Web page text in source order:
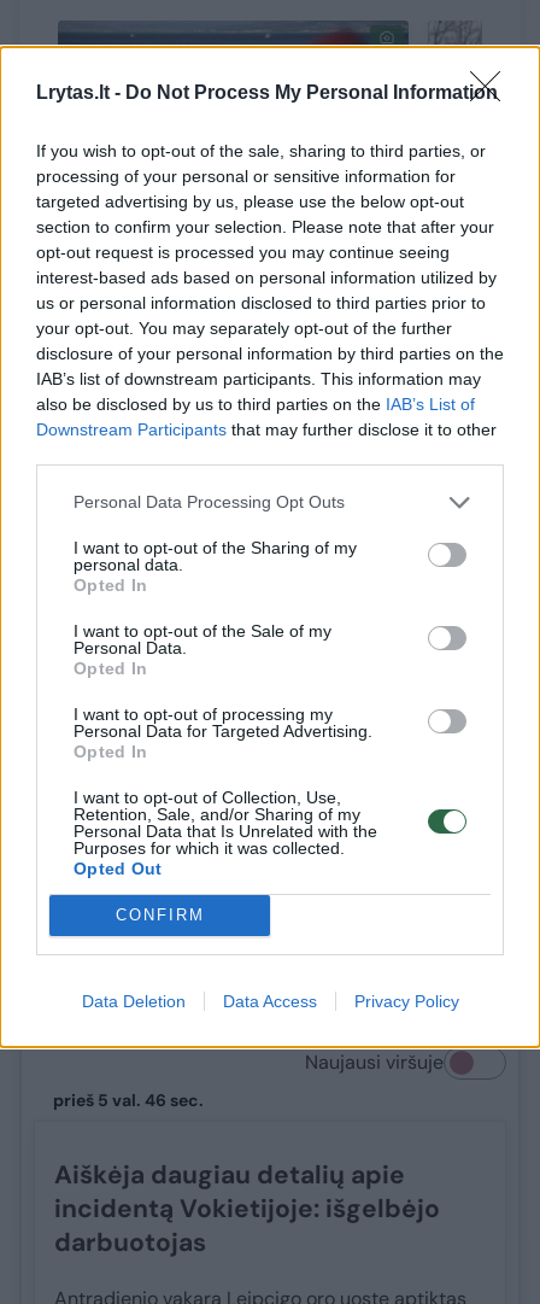
Lrytas.lt - Do Not Process My Personal Information
If you wish to opt-out of the sale, sharing to third parties, or
processing of your personal or sensitive information for
targeted advertising by us, please use the below opt-out
section to confirm your selection. Please note that after your
opt-out request is processed you may continue seeing
interest-based ads based on personal information utilized by
us or personal information disclosed to third parties prior to
your opt-out. You may separately opt-out of the further
disclosure of your personal information by third parties on the
IAB’s list of downstream participants. This information may
also be disclosed by us to third parties on the IAB’s List of
Downstream Participants that may further disclose it to other
Personal Data Processing Opt Outs
I want to opt-out of the Sharing of my
personal data.
Opted In
I want to opt-out of the Sale of my
Personal Data.
Opted In
I want to opt-out of processing my
Personal Data for Targeted Advertising.
Opted In
I want to opt-out of Collection, Use,
Retention, Sale, and/or Sharing of my
Personal Data that Is Unrelated with the
Purposes for which it was collected.
Opted Out
CONFIRM
Data Deletion Data Access Privacy Policy
„ES atsidūrė tarp kūjo ir
priekalo“: situaciją Ispanijoje
sulygino su Lietuvos pasienio
krize (1)
Kas yra
tapęs
ne
Naujienų agentūros AFP žurnalistai matė, kad
auštant virš sostinės tvyrojo dūmų debesis,
nes dėl atakų keliose regiono vietose kilo
gaisrai.
Sekite svarbiausias karo Ukrainoje naujienas
Lrytas.​​​
GYVAI
Karas Ukrainoje. Rugpjūčio 6-osios
naujienos
Naujausi viršuje
prieš 5 val. 46 sec.
Aiškėja daugiau detalių apie
incidentą Vokietijoje: išgelbėjo
darbuotojas